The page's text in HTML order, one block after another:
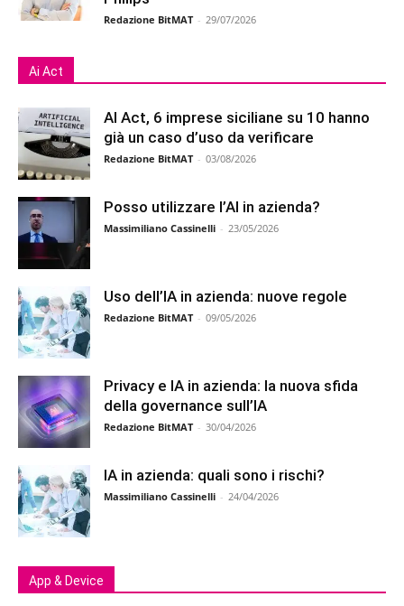
Redazione BitMAT - 29/07/2026
Ai Act
AI Act, 6 imprese siciliane su 10 hanno
già un caso d’uso da verificare
Redazione BitMAT - 03/08/2026
Posso utilizzare l’AI in azienda?
Massimiliano Cassinelli - 23/05/2026
Uso dell’IA in azienda: nuove regole
Redazione BitMAT - 09/05/2026
Privacy e IA in azienda: la nuova sfida
della governance sull’IA
Redazione BitMAT - 30/04/2026
IA in azienda: quali sono i rischi?
Massimiliano Cassinelli - 24/04/2026
App & Device